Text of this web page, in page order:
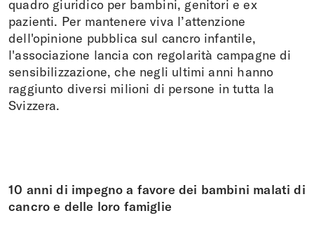
quadro giuridico per bambini, genitori e ex
pazienti. Per mantenere viva l’attenzione
dell'opinione pubblica sul cancro infantile,
l'associazione lancia con regolarità campagne di
sensibilizzazione, che negli ultimi anni hanno
raggiunto diversi milioni di persone in tutta la
Svizzera.
10 anni di impegno a favore dei bambini malati di
cancro e delle loro famiglie